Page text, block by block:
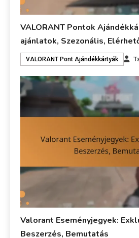
VALORANT Pontok
ajánlatok, Szezonális,
VALORANT Pont Ajándékkártyák
Valorant Eseményjegyek:
Beszerzés, Bemutatás